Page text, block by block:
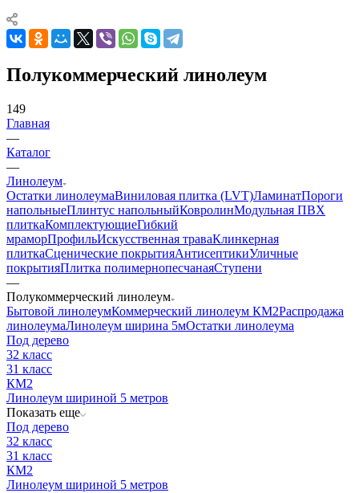
Полукоммерческий линолеум
149
Главная
—
Каталог
—
Линолеум
Остатки линолеумаВиниловая плитка (LVT)ЛаминатПороги
напольныеПлинтус напольныйКовролинМодульная ПВХ
плиткаКомплектующиеГибкий
мраморПрофильИскусственная траваКлинкерная
плиткаСценические покрытияАнтисептикиУличные
покрытияПлитка полимернопесчанаяСтупени
—
Полукоммерческий линолеум
Бытовой линолеумКоммерческий линолеум КМ2Распродажа
линолеумаЛинолеум ширина 5мОстатки линолеума
Под дерево
32 класс
31 класс
КМ2
Линолеум шириной 5 метров
Показать еще
Под дерево
32 класс
31 класс
КМ2
Линолеум шириной 5 метров